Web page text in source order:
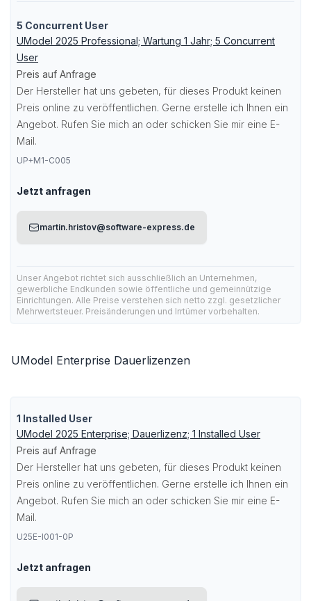
5 Concurrent User
UModel 2025 Professional; Wartung 1 Jahr; 5 Concurrent
User
Preis auf Anfrage
Der Hersteller hat uns gebeten, für dieses Produkt keinen
Preis online zu veröffentlichen. Gerne erstelle ich Ihnen ein
Angebot. Rufen Sie mich an oder schicken Sie mir eine E-
Mail.
UP+M1-C005
Jetzt anfragen
martin.hristov@software-express.de
Unser Angebot richtet sich ausschließlich an Unternehmen,
gewerbliche Endkunden sowie öffentliche und gemeinnützige
Einrichtungen. Alle Preise verstehen sich netto zzgl. gesetzlicher
Mehrwertsteuer. Preisänderungen und Irrtümer vorbehalten.
UModel Enterprise Dauerlizenzen
1 Installed User
UModel 2025 Enterprise; Dauerlizenz; 1 Installed User
Preis auf Anfrage
Der Hersteller hat uns gebeten, für dieses Produkt keinen
Preis online zu veröffentlichen. Gerne erstelle ich Ihnen ein
Angebot. Rufen Sie mich an oder schicken Sie mir eine E-
Mail.
U25E-I001-0P
Jetzt anfragen